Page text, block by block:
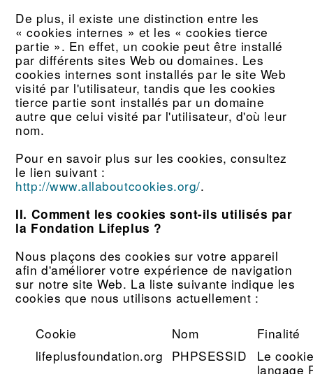
De plus, il existe une distinction entre les
« cookies internes » et les « cookies tierce
partie ». En effet, un cookie peut être installé
par différents sites Web ou domaines. Les
cookies internes sont installés par le site Web
visité par l'utilisateur, tandis que les cookies
tierce partie sont installés par un domaine
autre que celui visité par l'utilisateur, d'où leur
nom.
Pour en savoir plus sur les cookies, consultez
le lien suivant :
http://www.allaboutcookies.org/.
II. Comment les cookies sont-ils utilisés par
la Fondation Lifeplus ?
Nous plaçons des cookies sur votre appareil
afin d'améliorer votre expérience de navigation
sur notre site Web. La liste suivante indique les
cookies que nous utilisons actuellement :
Cookie Nom
Finalité
lifeplusfoundation.org PHPSESSID
Le
langage